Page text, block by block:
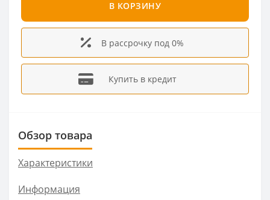
В КОРЗИНУ
В рассрочку под 0%
Купить в кредит
Обзор товара
Характеристики
Информация